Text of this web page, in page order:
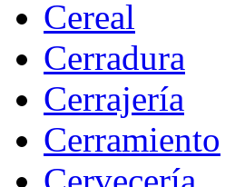
Cereal
Cerradura
Cerrajería
Cerramiento